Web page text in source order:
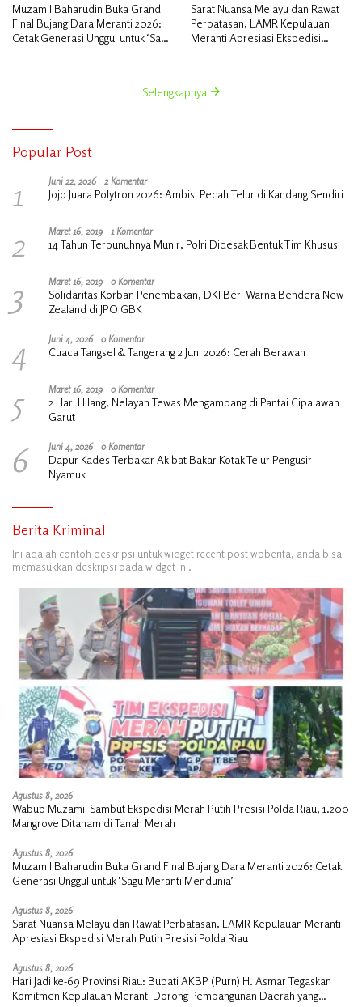
Muzamil Baharudin Buka Grand
Final Bujang Dara Meranti 2026:
Cetak Generasi Unggul untuk ‘Sagu
Sarat Nuansa Melayu dan Rawat
Perbatasan, LAMR Kepulauan
Meranti Apresiasi Ekspedisi
Selengkapnya
Popular Post
1 Juni 22, 2026 2 Komentar
Jojo Juara Polytron 2026: Ambisi Pecah Telur di Kandang Sendiri
2 Maret 16, 2019 1 Komentar
14 Tahun Terbunuhnya Munir, Polri Didesak Bentuk Tim Khusus
3 Maret 16, 2019 0 Komentar
Solidaritas Korban Penembakan, DKI Beri Warna Bendera New
Zealand di JPO GBK
4 Juni 4, 2026 0 Komentar
Cuaca Tangsel & Tangerang 2 Juni 2026: Cerah Berawan
5 Maret 16, 2019 0 Komentar
2 Hari Hilang, Nelayan Tewas Mengambang di Pantai Cipalawah
Garut
6 Juni 4, 2026 0 Komentar
Dapur Kades Terbakar Akibat Bakar Kotak Telur Pengusir
Nyamuk
Berita Kriminal
Ini adalah contoh deskripsi untuk widget recent post wpberita, anda bisa
memasukkan deskripsi pada widget ini.
Agustus 8, 2026
Wabup Muzamil Sambut Ekspedisi Merah Putih Presisi Polda Riau, 1.200
Mangrove Ditanam di Tanah Merah
Agustus 8, 2026
Muzamil Baharudin Buka Grand Final Bujang Dara Meranti 2026: Cetak
Generasi Unggul untuk ‘Sagu Meranti Mendunia’
Agustus 8, 2026
Sarat Nuansa Melayu dan Rawat Perbatasan, LAMR Kepulauan Meranti
Apresiasi Ekspedisi Merah Putih Presisi Polda Riau
Agustus 8, 2026
Hari Jadi ke-69 Provinsi Riau: Bupati AKBP (Purn) H. Asmar Tegaskan
Komitmen Kepulauan Meranti Dorong Pembangunan Daerah yang